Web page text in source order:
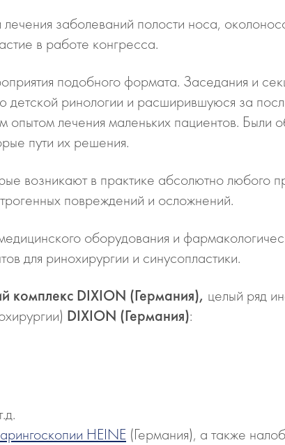
заболеваний полости носа,
в работе конгресса.
подобного формата. Заседания и
детской ринологии и расширившуюся за
опытом лечения маленьких пациентов.
пути их решения.
возникают в практике абсолютно любого
повреждений и осложнений.
оборудования и
для ринохирургии и синусопластики.
комплекс DIXION (Германия), целый ряд
DIXION (Германия):
HEINE (Германия), а также